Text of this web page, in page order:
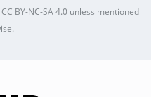
CC BY-NC-SA 4.0unless mentioned